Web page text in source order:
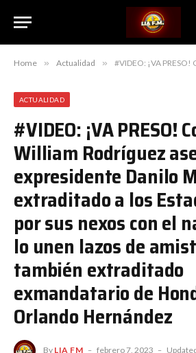
Home » Actualidad » #VIDEO: ¡VA PRESO! Comunicador William Rodríguez asegura que el expresidente Danilo Medina será extraditado a los
ACTUALIDAD
#VIDEO: ¡VA PRESO!
William Rodríguez
expresidente Danilo
extraditado a los
por sus nexos con el
lo unen lazos de
también extraditado
exmandatario de
Orlando Hernández
By LIA FM febrero 7, 2023